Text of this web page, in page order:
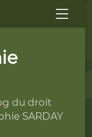
du droit
SARDAY